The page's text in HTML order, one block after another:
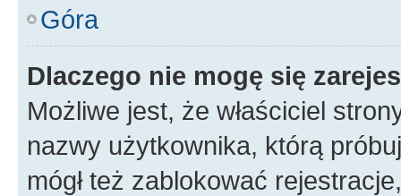
Góra
Dlaczego nie mogę się
Możliwe jest, że właściciel
nazwy użytkownika, którą
mógł też zablokować